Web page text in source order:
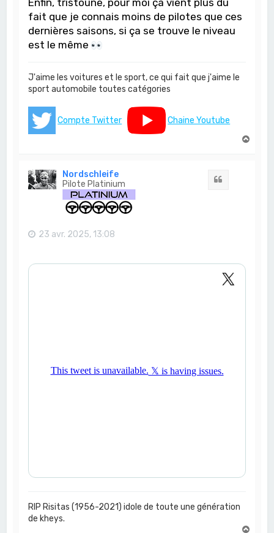
Enfin, tristoune, pour moi ça vient plus du
fait que je connais moins de pilotes que ces
dernières saisons, si ça se trouve le niveau
est le même
J'aime les voitures et le sport, ce qui fait que j'aime le
sport automobile toutes catégories
Compte Twitter
Chaine Youtube
Nordschleife
Pilote Platinium
23 avr. 2025, 13:08
RIP Risitas (1956-2021) idole de toute une génération
de kheys.